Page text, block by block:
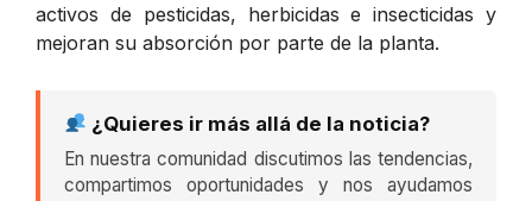
activos de pesticidas, herbicidas e insecticidas y
mejoran su absorción por parte de la planta.
¿Quieres ir más allá de la noticia?
En nuestra comunidad discutimos las tendencias,
compartimos oportunidades y nos ayudamos